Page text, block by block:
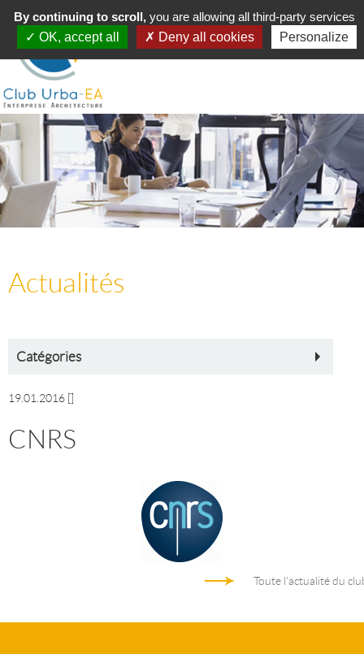
Toggle
navigation
MENU
Actualités
Catégories
19.01.2016
CNRS
Toute l'actualité du
By continuing to scroll,you are allowing all third-party services
OK, accept all
Deny all cookies Personalize